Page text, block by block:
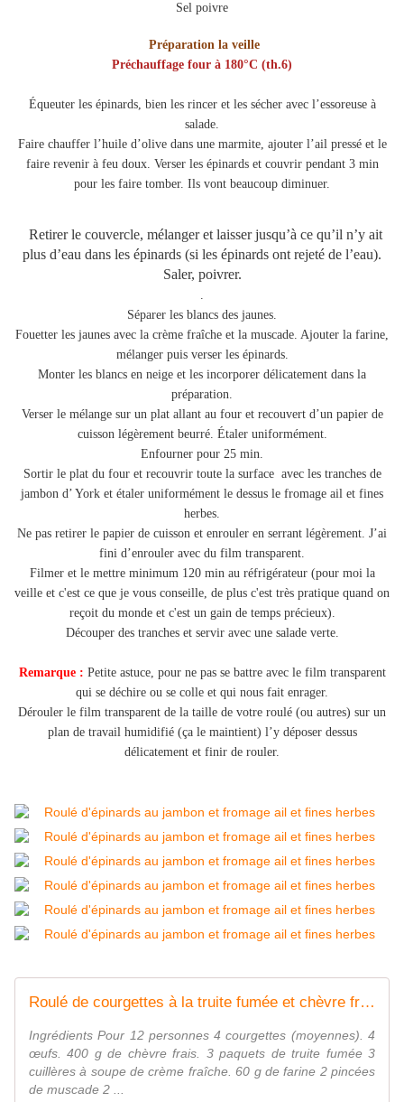
Sel poivre
Préparation la veille
Préchauffage four à 180°C (th.6)
Équeuter les épinards, bien les rincer et les sécher avec l’essoreuse à
salade.
Faire chauffer l’huile d’olive dans une marmite, ajouter l’ail pressé et le
faire revenir à feu doux. Verser les épinards et couvrir pendant 3 min
pour les faire tomber. Ils vont beaucoup diminuer.
Retirer le couvercle, mélanger et laisser jusqu’à ce qu’il n’y ait
plus d’eau dans les épinards (si les épinards ont rejeté de l’eau).
Saler, poivrer.
Séparer les blancs des jaunes.
Fouetter les jaunes avec la crème fraîche et la muscade. Ajouter la farine,
mélanger puis verser les épinards.
Monter les blancs en neige et les incorporer délicatement dans la
préparation.
Verser le mélange sur un plat allant au four et recouvert d’un papier de
cuisson légèrement beurré. Étaler uniformément.
Enfourner pour 25 min.
Sortir le plat du four et recouvrir toute la surface avec les tranches de
jambon d’ York et étaler uniformément le dessus le fromage ail et fines
herbes.
Ne pas retirer le papier de cuisson et enrouler en serrant légèrement. J’ai
fini d’enrouler avec du film transparent.
Filmer et le mettre minimum 120 min au réfrigérateur (pour moi la
veille et c'est ce que je vous conseille, de plus c'est très pratique quand on
reçoit du monde et c'est un gain de temps précieux).
Découper des tranches et servir avec une salade verte.
Remarque : Petite astuce, pour ne pas se battre avec le film transparent
qui se déchire ou se colle et qui nous fait enrager.
Dérouler le film transparent de la taille de votre roulé (ou autres) sur un
plan de travail humidifié (ça le maintient) l’y déposer dessus
délicatement et finir de rouler.
Roulé de courgettes à la truite fumée et chèvre frais - Cuisine gourmande de Carmencita
Ingrédients Pour 12 personnes 4 courgettes (moyennes). 4
œufs. 400 g de chèvre frais. 3 paquets de truite fumée 3
cuillères à soupe de crème fraîche. 60 g de farine 2 pincées
de muscade 2 ...